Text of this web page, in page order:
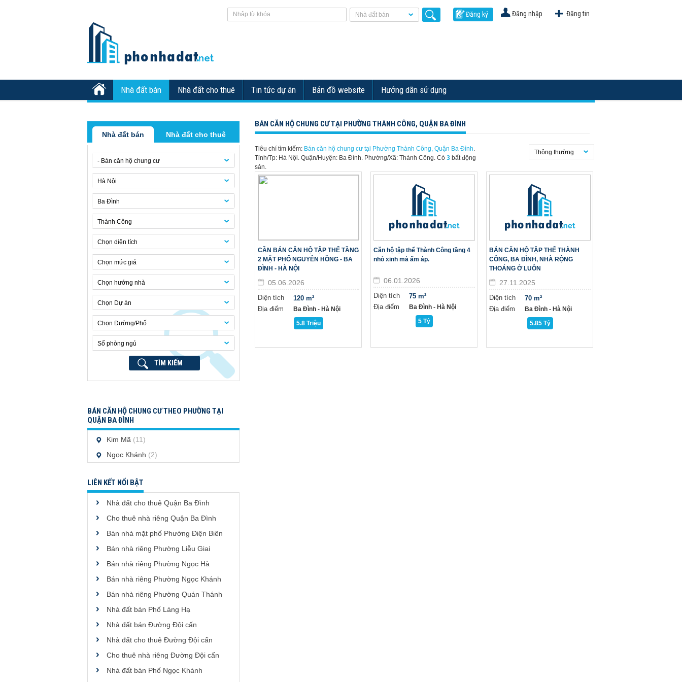
Đăng tin
Đăng nhập
Đăng ký
Nhà đất bán
Nhà đất bán Nhà đất cho thuê Tin tức dự án Bản đồ website Hướng dẫn sử dụng
Nhà đất bán Nhà đất cho thuê
- Bán căn hộ chung cư
Hà Nội
Ba Đình
Thành Công
Chọn diện tích
Chọn mức giá
Chọn hướng nhà
Chọn Dự án
Chọn Đường/Phố
Số phòng ngủ
TÌM KIẾM
BÁN CĂN HỘ CHUNG CƯ THEO PHƯỜNG TẠI
QUẬN BA ĐÌNH
Kim Mã (11)
Ngọc Khánh (2)
LIÊN KẾT NỔI BẬT
Nhà đất cho thuê Quận Ba Đình
Cho thuê nhà riêng Quận Ba Đình
Bán nhà mặt phố Phường Điện Biên
Bán nhà riêng Phường Liễu Giai
Bán nhà riêng Phường Ngọc Hà
Bán nhà riêng Phường Ngọc Khánh
Bán nhà riêng Phường Quán Thánh
Nhà đất bán Phố Láng Hạ
Nhà đất bán Đường Đội cấn
Nhà đất cho thuê Đường Đội cấn
Cho thuê nhà riêng Đường Đội cấn
Nhà đất bán Phố Ngọc Khánh
BÁN CĂN HỘ CHUNG CƯ TẠI PHƯỜNG THÀNH CÔNG, QUẬN BA ĐÌNH
Tiêu chí tìm kiếm: Bán căn hộ chung cư tại Phường Thành Công, Quận Ba Đình.
Tỉnh/Tp: Hà Nội. Quận/Huyện: Ba Đình. Phường/Xã: Thành Công. Có 3 bất động
sản.
Thông thường
CẦN BÁN CĂN HỘ TẬP THỂ TẦNG
2 MẶT PHỐ NGUYÊN HỒNG - BA
ĐÌNH - HÀ NỘI
05.06.2026
Diện tích
Địa điểm
120 m²
Ba Đình - Hà Nội
5.8 Triệu
Căn hộ tập thể Thành Công tầng 4
nhỏ xinh mà ấm áp.
06.01.2026
Diện tích
Địa điểm
75 m²
Ba Đình - Hà Nội
5 Tỷ
BÁN CĂN HỘ TẬP THỂ THÀNH
CÔNG, BA ĐÌNH, NHÀ RỘNG
THOÁNG Ở LUÔN
27.11.2025
Diện tích
Địa điểm
70 m²
Ba Đình - Hà Nội
5.85 Tỷ